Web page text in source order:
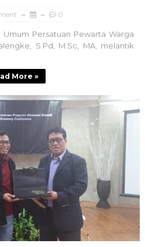
0
Umum Persatuan Pewarta Warga
S.Pd, M.Sc, MA, melantik
More »